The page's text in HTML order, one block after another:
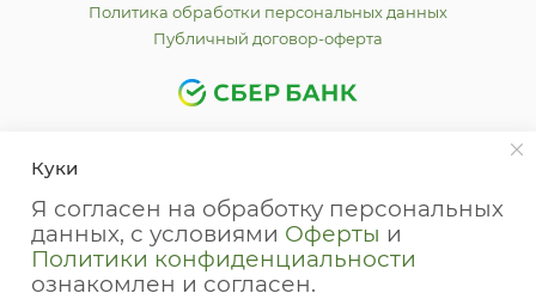
Политика обработки персональных данных
Публичный договор-оферта
Куки
Я согласен на обработку персональных
данных, с условиями Оферты и
Политики конфиденциальности
ознакомлен и согласен.
Whatsapp